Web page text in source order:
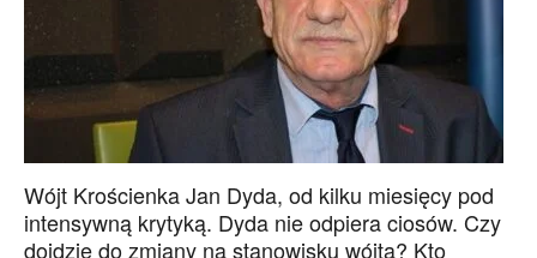
Wójt Krościenka Jan Dyda, od kilku miesięcy pod
intensywną krytyką. Dyda nie odpiera ciosów. Czy
dojdzie do zmiany na stanowisku wójta? Kto